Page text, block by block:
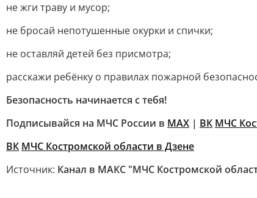
не жги траву и мусор;
не бросай непотушенные окурки и спички;
не оставляй детей без присмотра;
расскажи ребёнку о правилах пожарной
Безопасность начинается с тебя!
Подписывайся на МЧС России в MAX | ВК МЧС
ВК МЧС Костромской области в Дзене
Источник: Канал в МАКС "МЧС Костромской